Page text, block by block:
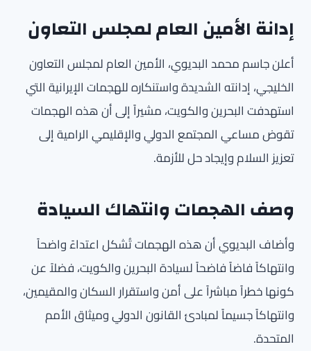
إدانة الأمين العام لمجلس التعاون
أعلن جاسم محمد البديوي، الأمين العام لمجلس التعاون
الخليجي، إدانته الشديدة واستنكاره للهجمات الإيرانية التي
استهدفت البحرين والكويت، مشيراً إلى أن هذه الهجمات
تقوض مساعي المجتمع الدولي والإقليمي الرامية إلى
تعزيز السلام وإيجاد حل للأزمة.
وصف الهجمات وانتهاك السيادة
وأضاف البديوي أن هذه الهجمات تُشكل اعتداءً واضحاً
وانتهاكاً فاضاً فاضحاً لسيادة البحرين والكويت، فضلاً عن
كونها خطراً مباشراً على أمن واستقرار السكان والمقيمين،
وانتهاكاً جسيماً لمبادئ القانون الدولي وميثاق الأمم
المتحدة.